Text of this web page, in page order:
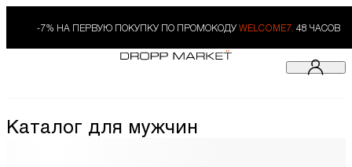
-7% НА ПЕРВУЮ ПОКУПКУ ПО ПРОМОКОДУ WELCOME7. 48 ЧАСОВ
Каталог для мужчин